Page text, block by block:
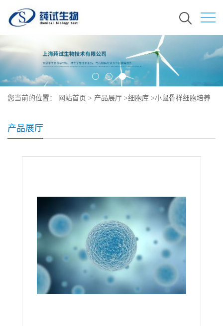
您当前的位置： 网站首页 > 产品展厅 >细胞库 >小鼠骨样细胞培养
产品展厅